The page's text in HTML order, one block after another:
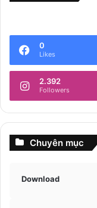
0
Likes
2.392
Followers
Chuyên mục
Download